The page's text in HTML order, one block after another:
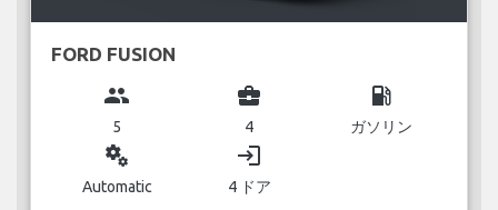
FORD FUSION
group
5
business_center
4
local_gas_station
ガソリン
miscellaneous_services
Automatic
login
4 ドア